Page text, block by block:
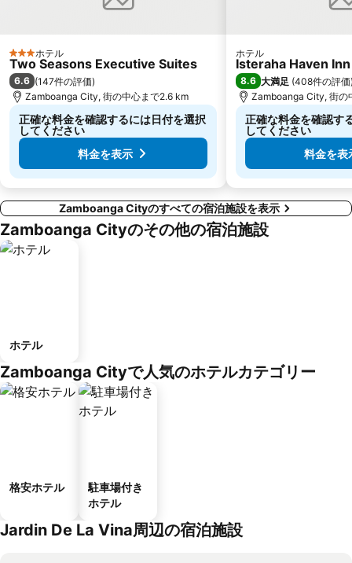
3 ホテルのランク
ホテル
Two Seasons Executive Suites
6.6 (147件の評価)
Zamboanga City, 街の中心まで2.6 km
正確な料金を確認するには日付を選択
してください
料金を表示
ホテル
Isteraha Haven Inn
8.6 大満足 (408件の評価
Zamboanga City, 街の
正確な料金を確認す
してください
料金を表
Zamboanga Cityのすべての宿泊施設を表示
Zamboanga Cityのその他の宿泊施設
ホテル
Zamboanga Cityで人気のホテルカテゴリー
格安ホテル
駐車場付き
ホテル
Jardin De La Vina周辺の宿泊施設